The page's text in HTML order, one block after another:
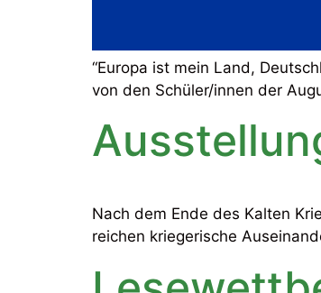
“Europa ist mein Land,
von den Schüler/innen der
Nach dem Ende des Kalten
reichen kriegerische